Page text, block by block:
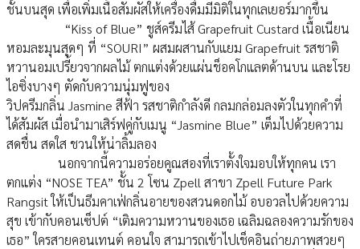
ชั้นบนสุด เพื่อเพิ่มเนื้อสัมผัสให้เครื่องดื่มมีมิติในทุกเลเยอร์มากขึ้น
“Kiss of Blue” ชูส์ครีมไส้ Grapefruit Custard เนื้อเนียน
หอมละมุนสุดๆ ที่ “SOURI” ผสมผสานกับแยม Grapefruit รสชาติ
หวานอมเปรี้ยวจากผลไม้ ตกแต่งด้วยแผ่นช็อคโกแลตด้านบน และโรย
ไอซิ่งบางๆ ตัดกับความนุ่มฟูของ
วิปครีมกลิ่น Jasmine สีฟ้า รสชาติกำลังดี กลมกล่อมลงตัวในทุกคำที่
ได้สัมผัส เมื่อนำมาเสิร์ฟคู่กับเมนู “Jasmine Blue” เต็มไปด้วยความ
สดชื่น สดใส ชวนให้น่าลิ้มลอง
นอกจากนี้ความอร่อยคูณสองที่เราตั้งใจมอบให้ทุกคน เรา
ตกแต่ง “NOSE TEA” ชั้น 2 โซน Zpell สาขา Zpell Future Park
Rangsit ให้เป็นธีมคาเฟ่กลิ่นอายของสวนดอกไม้ อบอวลไปด้วยความ
สุข เข้ากับคอนเซ็ปต์ “เติมความหวานของเธอ เฉลิมฉลองความรักของ
เธอ” ใครสายคอนเทนต์ คอนใจ สามารถเข้าไปเช็คอินถ่ายภาพสวยๆ